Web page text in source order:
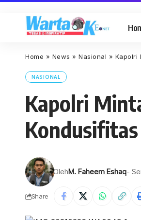
Home » News » Nasional » Kapolri
NASIONAL
Kapolri
OlehM. Faheem Eshaq-
Share